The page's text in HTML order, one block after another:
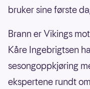
bruker sine første
Brann er Vikings
Kåre Ingebrigtsen
sesongoppkjøring
ekspertene rundt